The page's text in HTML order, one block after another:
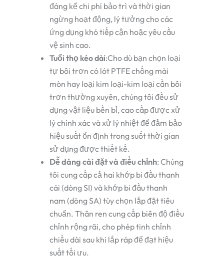
đáng kể chi phí bảo trì và thời gian
ngừng hoạt động, lý tưởng cho các
ứng dụng khó tiếp cận hoặc yêu cầu
vệ sinh cao.
Tuổi thọ kéo dài:Cho dù bạn chọn loại
tự bôi trơn có lót PTFE chống mài
mòn hay loại kim loại-kim loại cần bôi
trơn thường xuyên, chúng tôi đều sử
dụng vật liệu bền bỉ, cao cấp được xử
lý chính xác và xử lý nhiệt để đảm bảo
hiệu suất ổn định trong suốt thời gian
sử dụng được thiết kế.
Dễ dàng cài đặt và điều chỉnh: Chúng
tôi cung cấp cả hai khớp bi đầu thanh
cái (dòng SI) và khớp bi đầu thanh
nam (dòng SA) tùy chọn lắp đặt tiêu
chuẩn. Thân ren cung cấp biên độ điều
chỉnh rộng rãi, cho phép tinh chỉnh
chiều dài sau khi lắp ráp để đạt hiệu
suất tối ưu.